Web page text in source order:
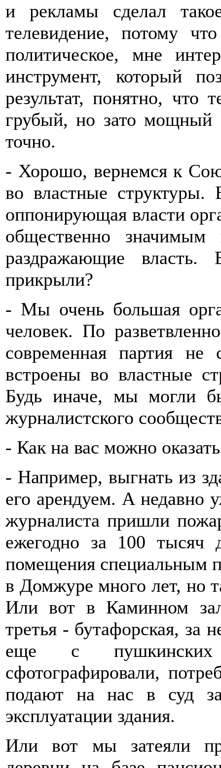
и рекламы сделал
телевидение, потому
политическое, мне
инструмент, который
результат, понятно, что
грубый, но зато мощный
точно.
- Хорошо, вернемся к
во властные структуры.
оппонирующая власти
общественно значимым
раздражающие
прикрыли?
- Мы очень большая
человек. По
современная партия
встроены во властные
Будь иначе, мы могли
журналистского
- Как на вас можно
- Например, выгнать из
его арендуем. А недавно
журналиста пришли
ежегодно за 100 тысяч
помещения специальным
в Домжуре много лет, но
Или вот в Каминном
третья - бутафорская, за
еще с
сфотографировали,
подают на нас в суд
эксплуатации здания.
Или вот мы затеяли